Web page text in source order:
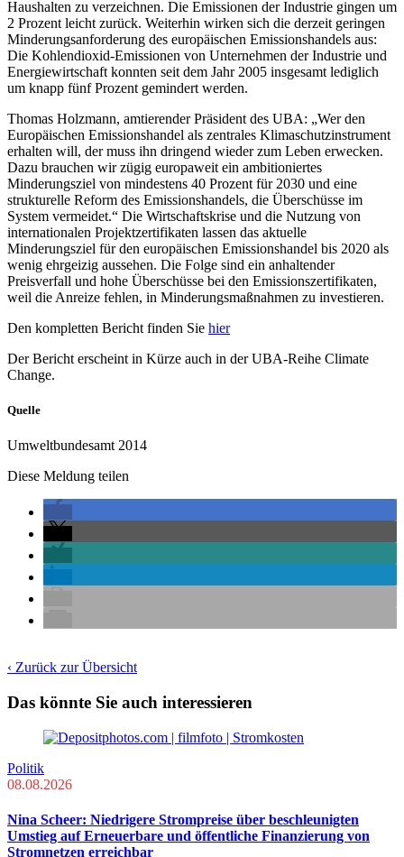
Haushalten zu verzeichnen. Die Emissionen der Industrie gingen um
2 Prozent leicht zurück. Weiterhin wirken sich die derzeit geringen
Minderungsanforderung des europäischen Emissionshandels aus:
Die Kohlendioxid-Emissionen von Unternehmen der Industrie und
Energiewirtschaft konnten seit dem Jahr 2005 insgesamt lediglich
um knapp fünf Prozent gemindert werden.
Thomas Holzmann, amtierender Präsident des UBA: „Wer den
Europäischen Emissionshandel als zentrales Klimaschutzinstrument
erhalten will, der muss ihn dringend wieder zum Leben erwecken.
Dazu brauchen wir zügig europaweit ein ambitioniertes
Minderungsziel von mindestens 40 Prozent für 2030 und eine
strukturelle Reform des Emissionshandels, die Überschüsse im
System vermeidet.“ Die Wirtschaftskrise und die Nutzung von
internationalen Projektzertifikaten lassen das aktuelle
Minderungsziel für den europäischen Emissionshandel bis 2020 als
wenig ehrgeizig aussehen. Die Folge sind ein anhaltender
Preisverfall und hohe Überschüsse bei den Emissionszertifikaten,
weil die Anreize fehlen, in Minderungsmaßnahmen zu investieren.
Den kompletten Bericht finden Sie hier
Der Bericht erscheint in Kürze auch in der UBA-Reihe Climate
Change.
Quelle
Umweltbundesamt 2014
Diese Meldung teilen
‹ Zurück zur Übersicht
Das könnte Sie auch interessieren
Politik
08.08.2026
Nina Scheer: Niedrigere Strompreise über beschleunigten
Umstieg auf Erneuerbare und öffentliche Finanzierung von
Stromnetzen erreichbar